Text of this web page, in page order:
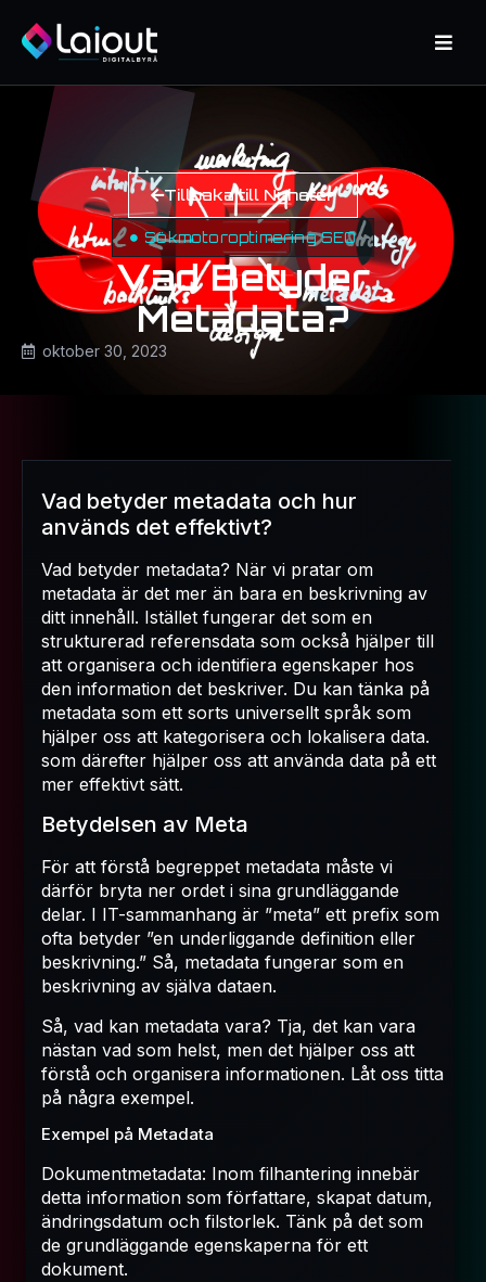
Tillbaka till Nyheter
Sökmotoroptimering SEO
Vad Betyder
Metadata?
oktober 30, 2023
Vad betyder metadata och hur
används det effektivt?
Vad betyder metadata? När vi pratar om
metadata är det mer än bara en beskrivning av
ditt innehåll. Istället fungerar det som en
strukturerad referensdata som också hjälper till
att organisera och identifiera egenskaper hos
den information det beskriver. Du kan tänka på
metadata som ett sorts universellt språk som
hjälper oss att kategorisera och lokalisera data.
som därefter hjälper oss att använda data på ett
mer effektivt sätt.
Betydelsen av Meta
För att förstå begreppet metadata måste vi
därför bryta ner ordet i sina grundläggande
delar. I IT-sammanhang är ”meta” ett prefix som
ofta betyder ”en underliggande definition eller
beskrivning.” Så, metadata fungerar som en
beskrivning av själva dataen.
Så, vad kan metadata vara? Tja, det kan vara
nästan vad som helst, men det hjälper oss att
förstå och organisera informationen. Låt oss titta
på några exempel.
Exempel på Metadata
Dokumentmetadata: Inom filhantering innebär
detta information som författare, skapat datum,
ändringsdatum och filstorlek. Tänk på det som
de grundläggande egenskaperna för ett
dokument.